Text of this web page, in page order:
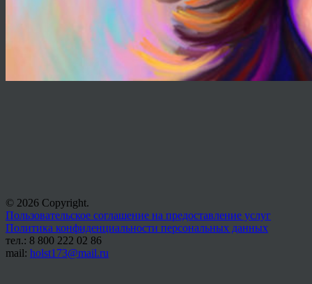
© 2026 Copyright.
Пользовательское соглашение на предоставление услуг
Политика конфиденциальности персональных данных
тел.: 8 800 222 02 86
mail: holst173@mail.ru